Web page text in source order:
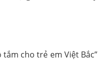
tắm cho trẻ em Việt Bắc”